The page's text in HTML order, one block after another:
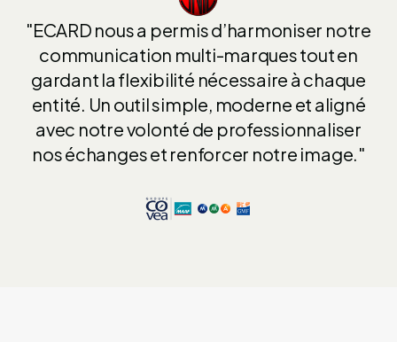
"ECARD nous a permis d’harmoniser notre
communication multi-marques tout en
gardant la flexibilité nécessaire à chaque
entité. Un outil simple, moderne et aligné
avec notre volonté de professionnaliser
nos échanges et renforcer notre image."